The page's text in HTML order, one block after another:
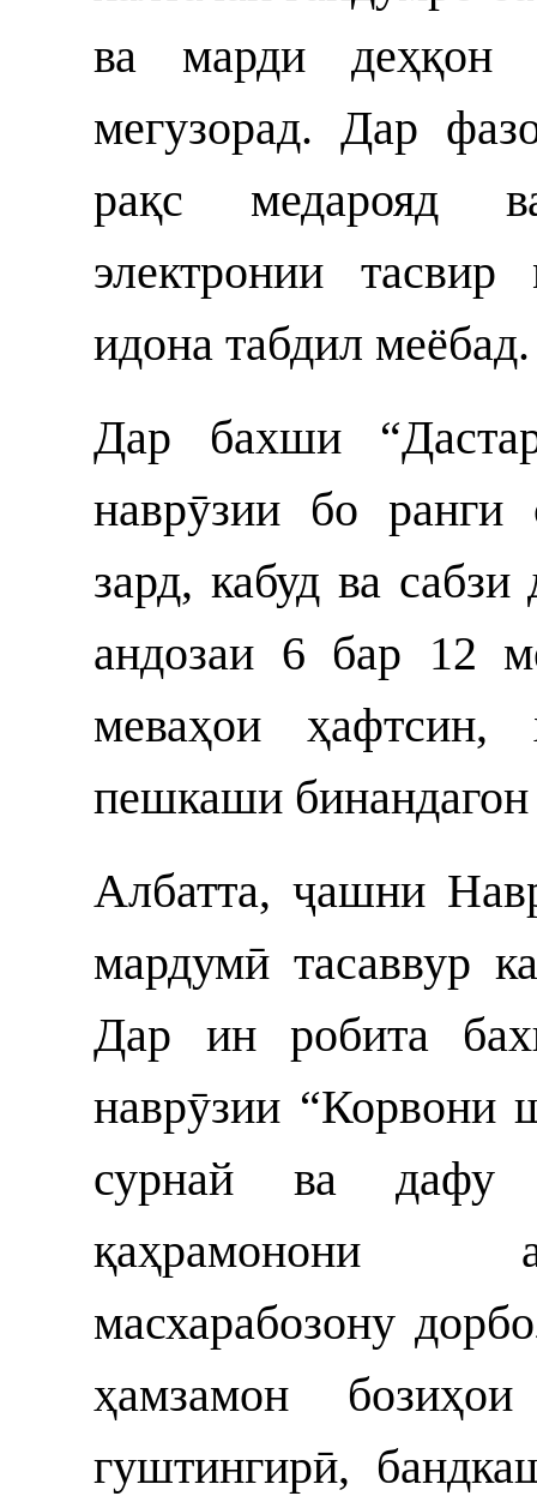
ва марди деҳқон
мегузорад. Дар
рақс медарояд
электронии
идона табдил меёбад.
Дар бахши
наврӯзии бо ранги
зард, кабуд ва
андозаи 6 бар 12
меваҳои
пешкаши
Албатта, ҷашни
мардумӣ тасаввур
Дар ин робита
наврӯзии “Корвони
сурнай ва дафу
қаҳрамонони
масхарабозону
ҳамзамон
гуштингирӣ,